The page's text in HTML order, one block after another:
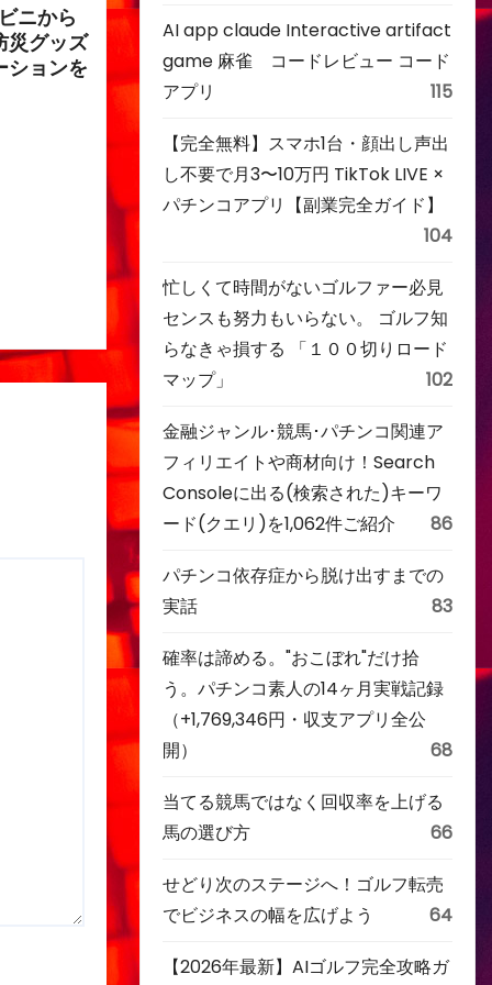
ニから
災グッズ
ションを
AI app claude Interactive artifact
game 麻雀 コードレビュー コード
アプリ
115
【完全無料】スマホ1台・顔出し声出
し不要で月3〜10万円 TikTok LIVE ×
パチンコアプリ【副業完全ガイド】
104
忙しくて時間がないゴルファー必見
センスも努力もいらない。 ゴルフ知
らなきゃ損する 「１００切りロード
マップ」
102
金融ジャンル･競馬･パチンコ関連ア
フィリエイトや商材向け！Search
Consoleに出る(検索された)キーワ
ード(クエリ)を1,062件ご紹介
86
パチンコ依存症から脱け出すまでの
実話
83
確率は諦める。"おこぼれ"だけ拾
う。パチンコ素人の14ヶ月実戦記録
（+1,769,346円・収支アプリ全公
開）
68
当てる競馬ではなく回収率を上げる
馬の選び方
66
せどり次のステージへ！ゴルフ転売
でビジネスの幅を広げよう
64
【2026年最新】AIゴルフ完全攻略ガ